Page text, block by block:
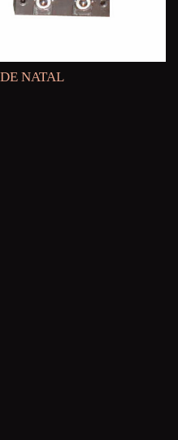
NATAL